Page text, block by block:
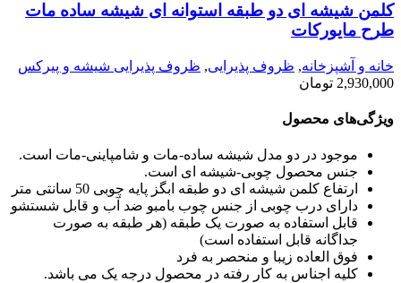
کلمن شیشه ای دو طبقه استوانه ای شیشه ساده مات
طرح مایورکات
خانه و آشپزخانه, ظروف پذیرایی, ظروف پذیرایی شیشه و پیرکس
2,930,000 تومان
ویژگی‌های محصول
موجود در دو مدل شیشه ساده-مات و شامپاینی-مات است.
جنس محصول چوبی-شیشه ای است.
ارتفاع کلمن شیشه ای دو طبقه ابگز پایه چوبی 50 سانتی متر
دارای درب چوبی از جنس چوب بامبو ضد آب و قابل شستشو
قابل استفاده به صورت یک طبقه (هر طبقه به صورت
جداگانه قابل استفاده است)
فوق العاده زیبا و منحصر به فرد
کلیه اجناس به کار رفته در محصول درجه یک می باشد.